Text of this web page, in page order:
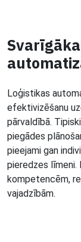
Loģistikas
efektivizēšanu
pārvaldībā.
piegādes
pieejami gan
pieredzes līmeni.
kompetencēm,
vajadzībām.